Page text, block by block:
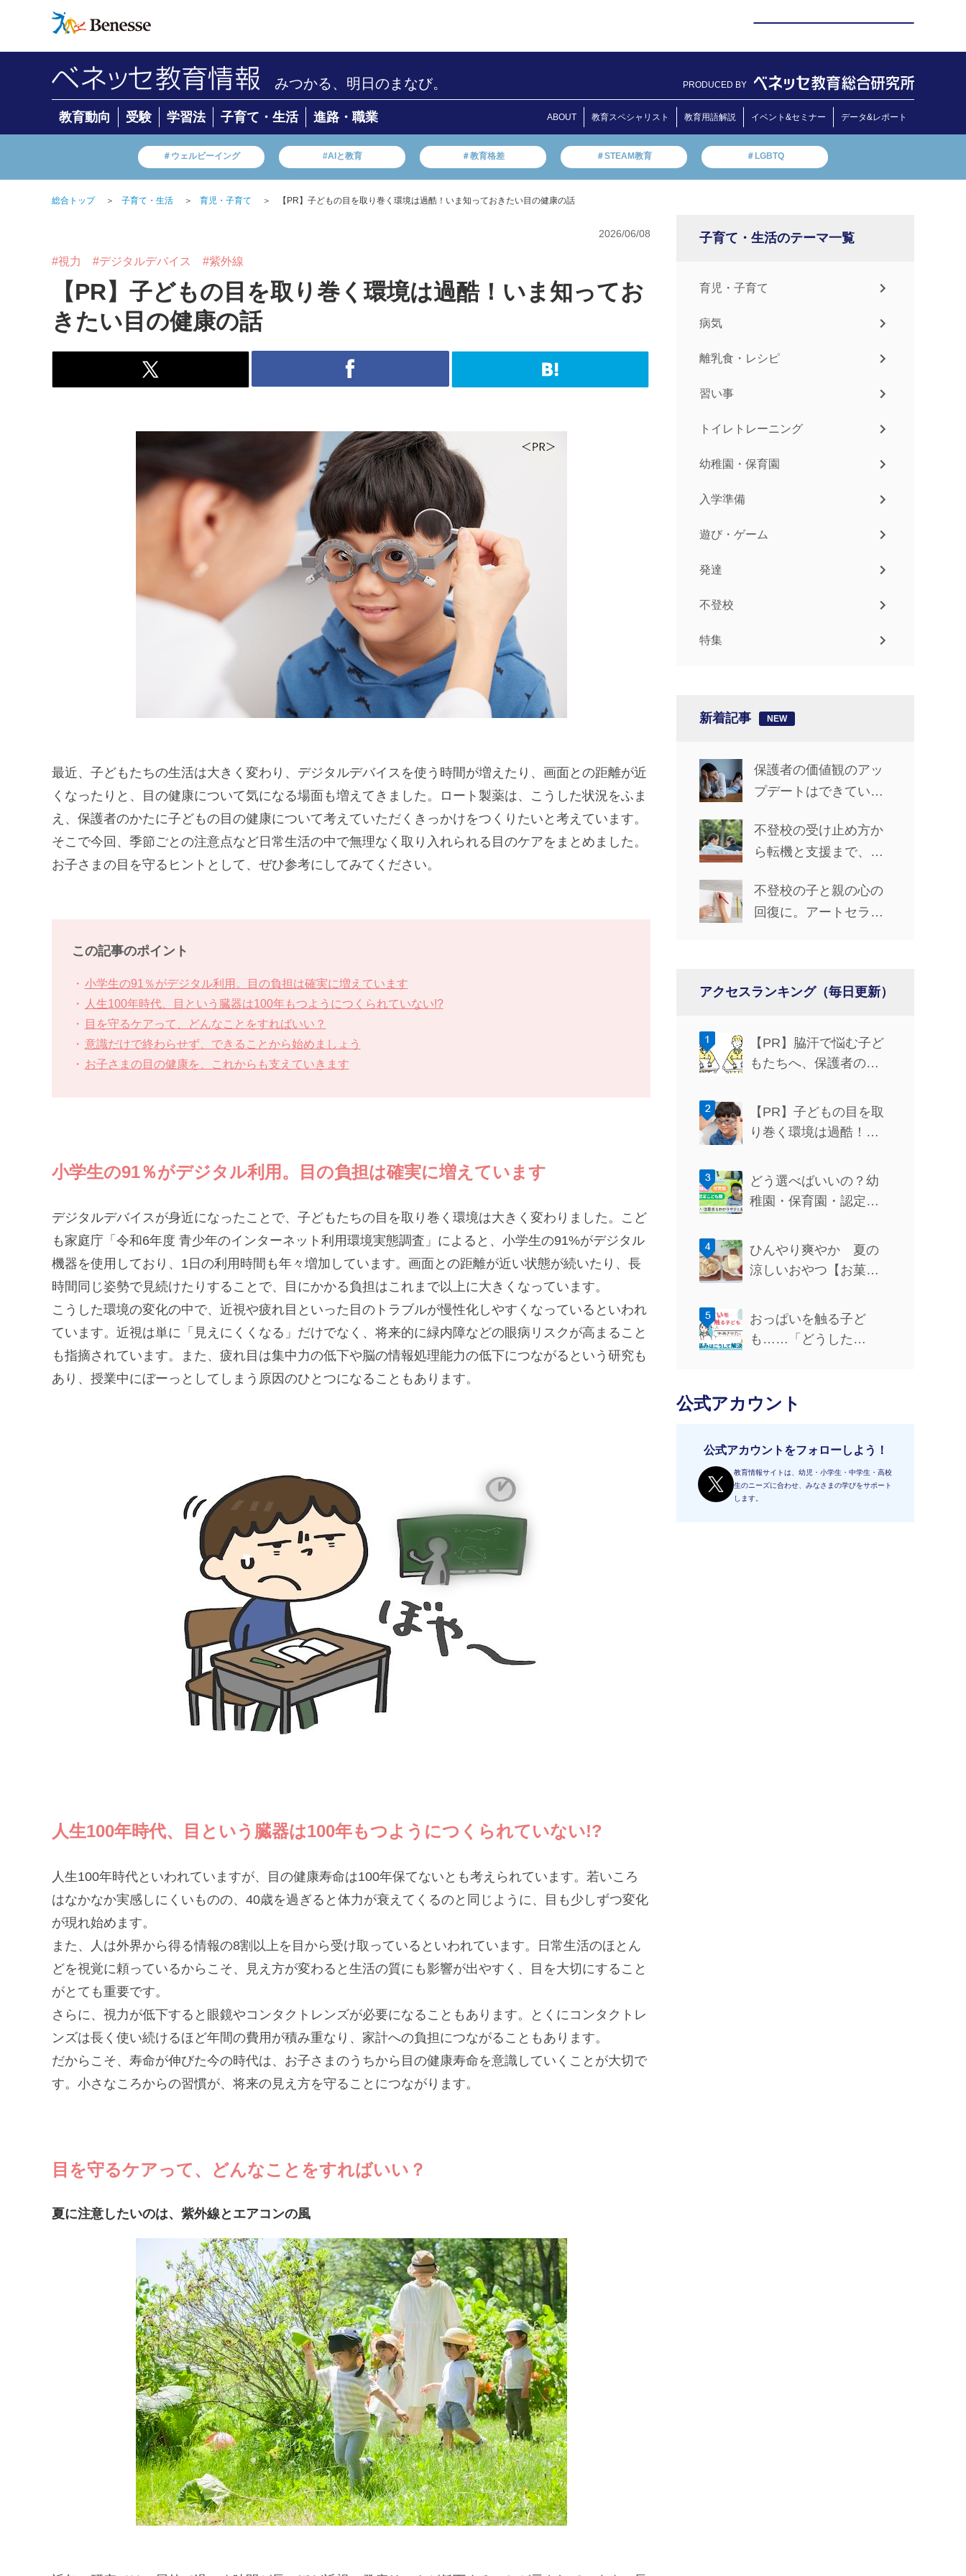
みつかる、明日のまなび。 PRODUCED BY
教育動向 受験 学習法 子育て・生活 進路・職業 ABOUT 教育スペシャリスト 教育用語解説 イベント&セミナー データ&レポート
＃ウェルビーイング #AIと教育 ＃教育格差 ＃STEAM教育 ＃LGBTQ
総合トップ ＞ 子育て・生活 ＞ 育児・子育て ＞ 【PR】子どもの目を取り巻く環境は過酷！いま知っておきたい目の健康の話
2026/06/08
#視力 #デジタルデバイス #紫外線
【PR】子どもの目を取り巻く環境は過酷！いま知ってお
きたい目の健康の話
最近、子どもたちの生活は大きく変わり、デジタルデバイスを使う時間が増えたり、画面との距離が近
くなったりと、目の健康について気になる場面も増えてきました。ロート製薬は、こうした状況をふま
え、保護者のかたに子どもの目の健康について考えていただくきっかけをつくりたいと考えています。
そこで今回、季節ごとの注意点など日常生活の中で無理なく取り入れられる目のケアをまとめました。
お子さまの目を守るヒントとして、ぜひ参考にしてみてください。
この記事のポイント
小学生の91％がデジタル利用。目の負担は確実に増えています
人生100年時代、目という臓器は100年もつようにつくられていない!?
目を守るケアって、どんなことをすればいい？
意識だけで終わらせず、できることから始めましょう
お子さまの目の健康を、これからも支えていきます
小学生の91％がデジタル利用。目の負担は確実に増えています
デジタルデバイスが身近になったことで、子どもたちの目を取り巻く環境は大きく変わりました。こど
も家庭庁「令和6年度 青少年のインターネット利用環境実態調査」によると、小学生の91%がデジタル
機器を使用しており、1日の利用時間も年々増加しています。画面との距離が近い状態が続いたり、長
時間同じ姿勢で見続けたりすることで、目にかかる負担はこれまで以上に大きくなっています。
こうした環境の変化の中で、近視や疲れ目といった目のトラブルが慢性化しやすくなっているといわれ
ています。近視は単に「見えにくくなる」だけでなく、将来的に緑内障などの眼病リスクが高まること
も指摘されています。また、疲れ目は集中力の低下や脳の情報処理能力の低下につながるという研究も
あり、授業中にぼーっとしてしまう原因のひとつになることもあります。
人生100年時代、目という臓器は100年もつようにつくられていない!?
人生100年時代といわれていますが、目の健康寿命は100年保てないとも考えられています。若いころ
はなかなか実感しにくいものの、40歳を過ぎると体力が衰えてくるのと同じように、目も少しずつ変化
が現れ始めます。
また、人は外界から得る情報の8割以上を目から受け取っているといわれています。日常生活のほとん
どを視覚に頼っているからこそ、見え方が変わると生活の質にも影響が出やすく、目を大切にすること
がとても重要です。
さらに、視力が低下すると眼鏡やコンタクトレンズが必要になることもあります。とくにコンタクトレ
ンズは長く使い続けるほど年間の費用が積み重なり、家計への負担につながることもあります。
だからこそ、寿命が伸びた今の時代は、お子さまのうちから目の健康寿命を意識していくことが大切で
す。小さなころからの習慣が、将来の見え方を守ることにつながります。
目を守るケアって、どんなことをすればいい？
夏に注意したいのは、紫外線とエアコンの風
子育て・生活のテーマ一覧
育児・子育て
病気
離乳食・レシピ
習い事
トイレトレーニング
幼稚園・保育園
入学準備
遊び・ゲーム
発達
不登校
特集
新着記事
保護者の価値観のアッ
プデートはできてい
登校ライフ」カウンセ
リングルーム #14】
不登校の受け止め方か
ら転機と支援まで、親
輩保護者に聞くリアル
な歩み_前編】
不登校の子と親の心の
回復に。アートセラピ
アクセスランキング（毎日更新）
【PR】脇汗で悩む子ど
もたちへ、保護者の方
は？
【PR】子どもの目を取
り巻く環境は過酷！い
健康の話
どう選べばいいの？幼
稚園・保育園・認定こ
をわかりやすく紹介
ひんやり爽やか 夏の
涼しいおやつ【お菓子
おっぱいを触る子ど
も……「どうした
公式アカウント
公式アカウントをフォローしよう！
教育情報サイトは、幼児・小学生・中学生・高校
生のニーズに合わせ、みなさまの学びをサポート
します。